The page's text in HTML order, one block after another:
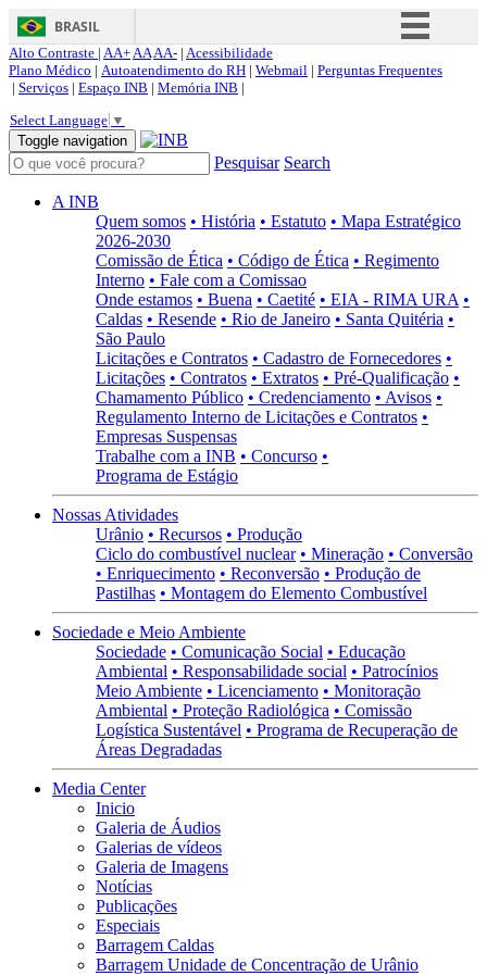
BRASIL
Simplifique!
Acesso à informação
Canais
Alto Contraste | AA+AAAA- | Acessibilidade
Plano Médico | Autoatendimento do RH | Webmail | Perguntas Frequentes
| Serviços | Espaço INB | Memória INB |
Select Language ▼
Toggle navigation
Pesquisar Search
A INB
Quem somos • História • Estatuto • Mapa Estratégico
2026-2030
Comissão de Ética • Código de Ética • Regimento
Interno • Fale com a Comissao
Onde estamos • Buena • Caetité • EIA - RIMA URA •
Caldas • Resende • Rio de Janeiro • Santa Quitéria •
São Paulo
Licitações e Contratos • Cadastro de Fornecedores •
Licitações • Contratos • Extratos • Pré-Qualificação •
Chamamento Público • Credenciamento • Avisos •
Regulamento Interno de Licitações e Contratos •
Empresas Suspensas
Trabalhe com a INB • Concurso •
Programa de Estágio
Nossas Atividades
Urânio • Recursos • Produção
Ciclo do combustível nuclear • Mineração • Conversão
• Enriquecimento • Reconversão • Produção de
Pastilhas • Montagem do Elemento Combustível
Sociedade e Meio Ambiente
Sociedade • Comunicação Social • Educação
Ambiental • Responsabilidade social • Patrocínios
Meio Ambiente • Licenciamento • Monitoração
Ambiental • Proteção Radiológica • Comissão
Logística Sustentável • Programa de Recuperação de
Áreas Degradadas
Media Center
Inicio
Galeria de Áudios
Galerias de vídeos
Galeria de Imagens
Notícias
Publicações
Especiais
Barragem Caldas
Barragem Unidade de Concentração de Urânio